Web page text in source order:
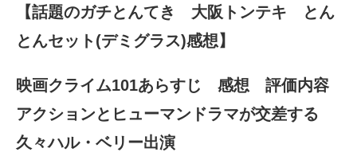
【話題のガチとんてき 大阪トンテキ とん
とんセット(デミグラス)感想】
映画クライム101あらすじ 感想 評価内容
アクションとヒューマンドラマが交差する
久々ハル・ベリー出演